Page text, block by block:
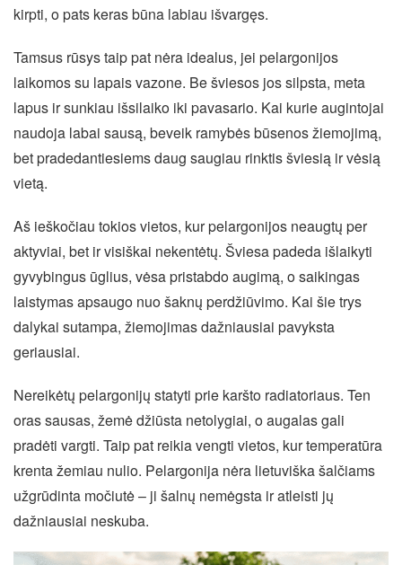
kirpti, o pats keras būna labiau išvargęs.
Tamsus rūsys taip pat nėra idealus, jei pelargonijos
laikomos su lapais vazone. Be šviesos jos silpsta, meta
lapus ir sunkiau išsilaiko iki pavasario. Kai kurie augintojai
naudoja labai sausą, beveik ramybės būsenos žiemojimą,
bet pradedantiesiems daug saugiau rinktis šviesią ir vėsią
vietą.
Aš ieškočiau tokios vietos, kur pelargonijos neaugtų per
aktyviai, bet ir visiškai nekentėtų. Šviesa padeda išlaikyti
gyvybingus ūglius, vėsa pristabdo augimą, o saikingas
laistymas apsaugo nuo šaknų perdžiūvimo. Kai šie trys
dalykai sutampa, žiemojimas dažniausiai pavyksta
geriausiai.
Nereikėtų pelargonijų statyti prie karšto radiatoriaus. Ten
oras sausas, žemė džiūsta netolygiai, o augalas gali
pradėti vargti. Taip pat reikia vengti vietos, kur temperatūra
krenta žemiau nulio. Pelargonija nėra lietuviška šalčiams
užgrūdinta močiutė – ji šalnų nemėgsta ir atleisti jų
dažniausiai neskuba.